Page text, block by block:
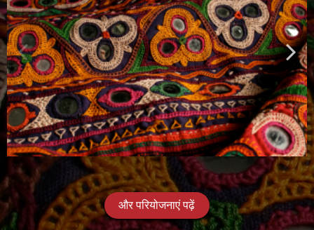
और परियोजनाएं पढ़ें